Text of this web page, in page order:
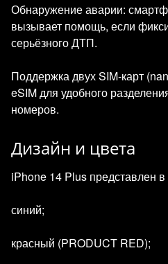
Обнаружение аварии:
вызывает помощь, если
серьёзного ДТП.
Поддержка двух SIM‑карт
eSIM для удобного
номеров.
Дизайн и цвета
iPhone 14 Plus представлен в
синий;
красный (PRODUCT RED);